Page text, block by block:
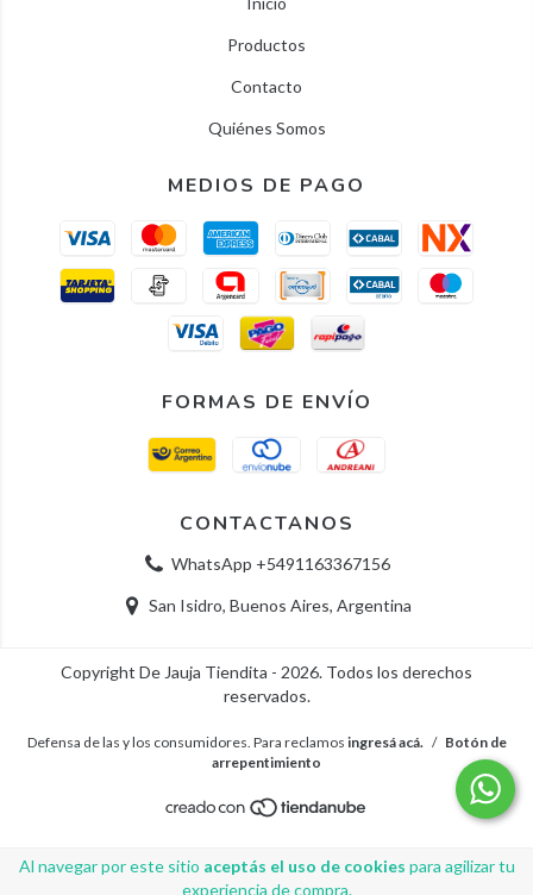
Al navegar por este sitio aceptás el uso de cookies para agilizar tu
experiencia de compra.
Productos
Contacto
Quiénes Somos
MEDIOS DE PAGO
FORMAS DE ENVÍO
CONTACTANOS
WhatsApp +5491163367156
San Isidro, Buenos Aires, Argentina
Copyright De Jauja Tiendita - 2026. Todos los derechos
reservados.
Defensa de las y los consumidores. Para reclamos ingresá acá. / Botón de
arrepentimiento